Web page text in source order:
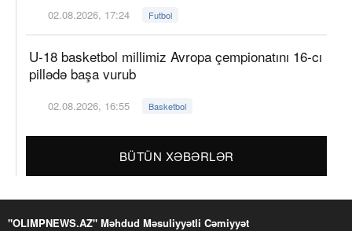
02.08.2026, 17:24 Futbol
U-18 basketbol millimiz Avropa çempionatını 16-cı
pillədə başa vurub
02.08.2026, 16:55 Basketbol
BÜTÜN XƏBƏRLƏR
"OLIMPNEWS.AZ" Məhdud Məsuliyyətli Cəmiyyət